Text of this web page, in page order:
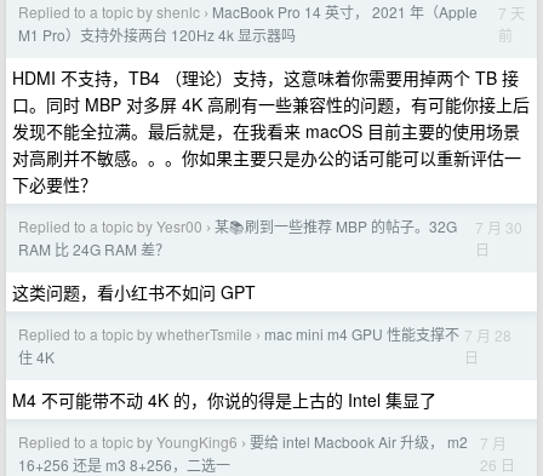
Replied to a topic by shenlc › MacBook Pro 14 英寸， 2021 年（Apple
M1 Pro）支持外接两台 120Hz 4k 显示器吗
7 天
前
HDMI 不支持，TB4 （理论）支持，这意味着你需要用掉两个 TB 接
口。同时 MBP 对多屏 4K 高刷有一些兼容性的问题，有可能你接上后
发现不能全拉满。最后就是，在我看来 macOS 目前主要的使用场景
对高刷并不敏感。。。你如果主要只是办公的话可能可以重新评估一
下必要性？
Replied to a topic by Yesr00 › 某📚刷到一些推荐 MBP 的帖子。32G
RAM 比 24G RAM 差？
7 月 30
日
这类问题，看小红书不如问 GPT
Replied to a topic by whetherTsmile › mac mini m4 GPU 性能支撑不
住 4K
7 月 28
日
M4 不可能带不动 4K 的，你说的得是上古的 Intel 集显了
Replied to a topic by YoungKing6 › 要给 intel Macbook Air 升级， m2
16+256 还是 m3 8+256，二选一
7 月
26 日